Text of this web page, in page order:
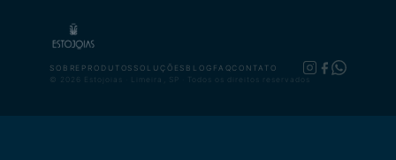
SOBRE PRODUTOS SOLUÇÕES BLOG FAQCONTATO
© 2026 Estojoias · Limeira, SP · Todos os direitos reservados